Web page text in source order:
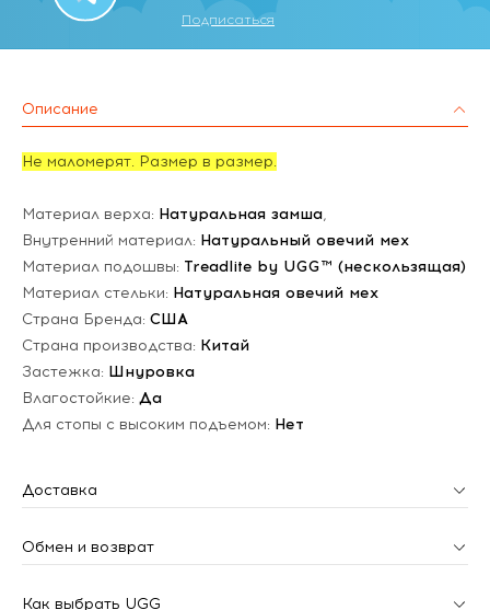
Подписаться
Описание
Не маломерят. Размер в размер.
Материал верха: Натуральная замша,
Внутренний материал: Натуральный овечий мех
Материал подошвы: Treadlite by UGG™ (нескользящая)
Материал стельки: Натуральная овечий мех
Страна Бренда: США
Страна производства: Китай
Застежка: Шнуровка
Влагостойкие: Да
Для стопы с высоким подъемом: Нет
Доставка
Обмен и возврат
Как выбрать UGG